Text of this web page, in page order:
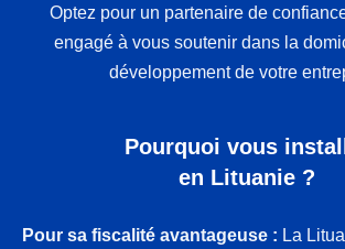
Optez pour un partenaire de
engagé à vous soutenir dans la
développement de votre
Pourquoi vous
en Lituanie ?
Pour sa fiscalité avantageuse : La